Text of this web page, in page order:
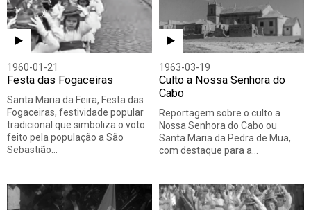
1960-01-21
Festa das Fogaceiras
Santa Maria da Feira, Festa das
Fogaceiras, festividade popular
tradicional que simboliza o voto
feito pela população a São
Sebastião…
1963-03-19
Culto a Nossa Senhora do
Cabo
Reportagem sobre o culto a
Nossa Senhora do Cabo ou
Santa Maria da Pedra de Mua,
com destaque para a…